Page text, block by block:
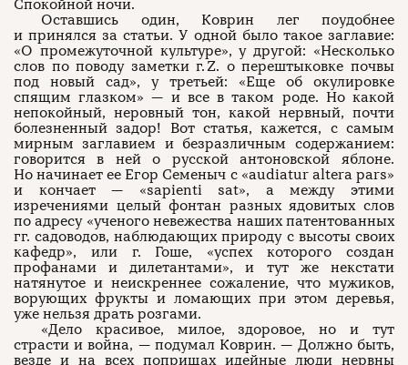
Спокойной ночи.
Оставшись один, Коврин лег поудобнее
и принялся за статьи. У одной было такое заглавие:
«О промежуточной культуре», у другой: «Несколько
слов по поводу заметки г. Z. о перештыковке почвы
под новый сад», у третьей: «Еще об окулировке
спящим глазком» — и все в таком роде. Но какой
непокойный, неровный тон, какой нервный, почти
болезненный задор! Вот статья, кажется, с самым
мирным заглавием и безразличным содержанием:
говорится в ней о русской антоновской яблоне.
Но начинает ее Егор Семеныч с «audiatur altera pars»
и кончает — «sapienti sat», а между этими
изречениями целый фонтан разных ядовитых слов
по адресу «ученого невежества наших патентованных
гг. садоводов, наблюдающих природу с высоты своих
кафедр», или г. Гоше, «успех которого создан
профанами и дилетантами», и тут же некстати
натянутое и неискреннее сожаление, что мужиков,
ворующих фрукты и ломающих при этом деревья,
уже нельзя драть розгами.
«Дело красивое, милое, здоровое, но и тут
страсти и война, — подумал Коврин. — Должно быть,
везде и на всех поприщах идейные люди нервны